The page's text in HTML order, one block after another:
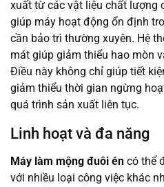
xuất từ các vật liệu chất lượng
giúp máy hoạt động ổn định
cần bảo trì thường xuyên. Hệ
mát giúp giảm thiểu hao mòn
Điều này không chỉ giúp tiết
giảm thiểu thời gian ngừng
quá trình sản xuất liên tục.
Linh hoạt và đa năng
Máy làm mộng đuôi én có thể
với nhiều loại công việc khác